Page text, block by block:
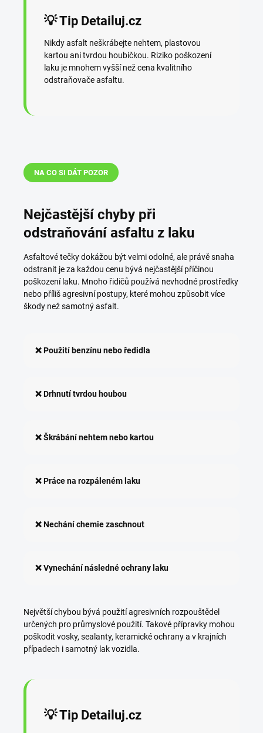
💡 Tip Detailuj.cz
Nikdy asfalt neškrábejte nehtem, plastovou
kartou ani tvrdou houbičkou. Riziko poškození
laku je mnohem vyšší než cena kvalitního
odstraňovače asfaltu.
NA CO SI DÁT POZOR
Nejčastější chyby při
odstraňování asfaltu z laku
Asfaltové tečky dokážou být velmi odolné, ale právě snaha
odstranit je za každou cenu bývá nejčastější příčinou
poškození laku. Mnoho řidičů používá nevhodné prostředky
nebo příliš agresivní postupy, které mohou způsobit více
škody než samotný asfalt.
❌ Použití benzínu nebo ředidla
❌ Drhnutí tvrdou houbou
❌ Škrábání nehtem nebo kartou
❌ Práce na rozpáleném laku
❌ Nechání chemie zaschnout
❌ Vynechání následné ochrany laku
Největší chybou bývá použití agresivních rozpouštědel
určených pro průmyslové použití. Takové přípravky mohou
poškodit vosky, sealanty, keramické ochrany a v krajních
případech i samotný lak vozidla.
💡 Tip Detailuj.cz